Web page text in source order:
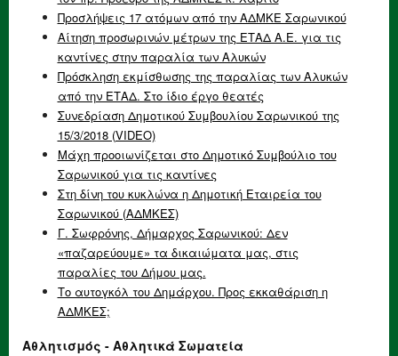
Προσλήψεις 17 ατόμων από την ΑΔΜΚΕ Σαρωνικού
Αίτηση προσωρινών μέτρων της ΕΤΑΔ Α.Ε. για τις
καντίνες στην παραλία των Αλυκών
Πρόσκληση εκμίσθωσης της παραλίας των Αλυκών
από την ΕΤΑΔ. Στο ίδιο έργο θεατές
Συνεδρίαση Δημοτικού Συμβουλίου Σαρωνικού της
15/3/2018 (VIDEO)
Μάχη προοιωνίζεται στο Δημοτικό Συμβούλιο του
Σαρωνικού για τις καντίνες
Στη δίνη του κυκλώνα η Δημοτική Εταιρεία του
Σαρωνικού (ΑΔΜΚΕΣ)
Γ. Σωφρόνης, Δήμαρχος Σαρωνικού: Δεν
«παζαρεύουμε» τα δικαιώματα μας, στις
παραλίες του Δήμου μας.
Το αυτογκόλ του Δημάρχου. Προς εκκαθάριση η
ΑΔΜΚΕΣ;
Αθλητισμός - Αθλητικά Σωματεία